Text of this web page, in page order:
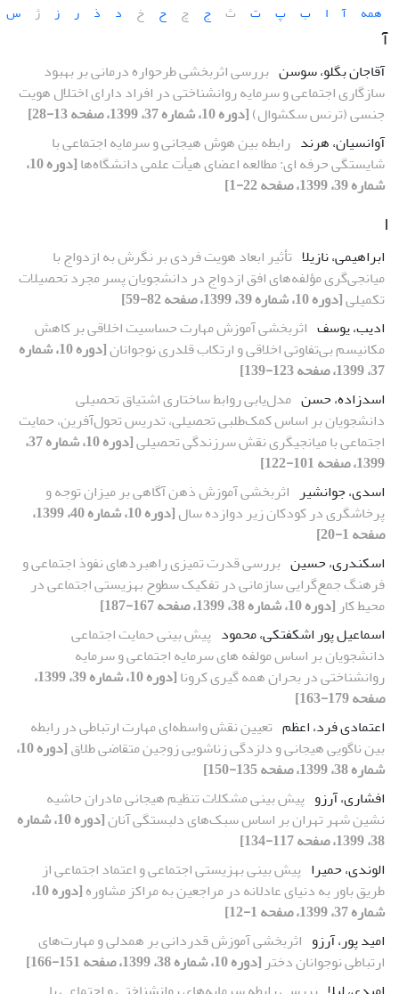
همه آ ا ب پ ت ث ج چ ح خ د ذ ر ز ژ س
آ
آقاجان بگلو، سوسن بررسی اثربخشی طرحواره درمانی بر بهبود
سازگاری اجتماعی و سرمایه روانشناختی در افراد دارای اختلال هویت
جنسی (ترنس سکشوال)[دوره 10، شماره 37، 1399، صفحه 13-28]
آوانسیان، هرند رابطه بین هوش هیجانی و سرمایه اجتماعی با
شایستگی حرفه ای: مطالعه اعضای هیأت علمی دانشگاه‌ها
[دوره 10،
شماره 39، 1399، صفحه 22-1]
ا
ابراهیمی، نازیلا تأثیر ابعاد هویت فردی بر نگرش به ازدواج با
میانجی‌گری مؤلفه‌های افق ازدواج در دانشجویان پسر مجرد تحصیلات
تکمیلی[دوره 10، شماره 39، 1399، صفحه 82-59]
ادیب، یوسف اثربخشی آموزش مهارت حساسیت اخلاقی بر کاهش
مکانیسم بی‌تفاوتی اخلاقی و ارتکاب قلدری نوجوانان
[دوره 10، شماره
37، 1399، صفحه 123-139]
اسدزاده، حسن مدل‌یابی روابط ساختاری اشتیاق تحصیلی
دانشجویان بر اساس کمک‌طلبی تحصیلی، تدریس تحول‌آفرین، حمایت
اجتماعی با میانجیگری نقش سرزندگی تحصیلی
[دوره 10، شماره 37،
1399، صفحه 101-122]
اسدی، جوانشیر اثربخشی آموزش ذهن آگاهی بر میزان توجه و
پرخاشگری در کودکان زیر دوازده سال
[دوره 10، شماره 40، 1399،
صفحه 1-20]
اسکندری، حسین بررسی قدرت تمیزی راهبردهای نفوذ اجتماعی و
فرهنگ جمع‌گرایی سازمانی در تفکیک سطوح بهزیستی اجتماعی در
محیط کار [دوره 10، شماره 38، 1399، صفحه 167-187]
اسماعیل پور اشکفتکی، محمود پیش بینی حمایت اجتماعی
دانشجویان بر اساس مولفه های سرمایه اجتماعی و سرمایه
روانشناختی در بحران همه گیری کرونا
[دوره 10، شماره 39، 1399،
صفحه 179-163]
اعتمادی فرد، اعظم تعیین نقش واسطه‌ای مهارت ارتباطی در رابطه
بین ناگویی هیجانی و دلزدگی زناشویی زوجین متقاضی طلاق
[دوره 10،
شماره 38، 1399، صفحه 135-150]
افشاری، آرزو پیش بینی مشکلات تنظیم هیجانی مادران حاشیه
نشین شهر تهران بر اساس سبک‌های دلبستگی آنان
[دوره 10، شماره
38، 1399، صفحه 117-134]
الوندی، حمیرا پیش بینی بهزیستی اجتماعی و اعتماد اجتماعی از
طریق باور به دنیای عادلانه در مراجعین به مراکز مشاوره
[دوره 10،
شماره 37، 1399، صفحه 1-12]
امید پور، آرزو اثربخشی آموزش قدردانی بر همدلی و مهارت‌های
ارتباطی نوجوانان دختر [دوره 10، شماره 38، 1399، صفحه 151-166]